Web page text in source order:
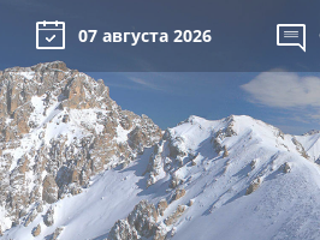
07 августа 2026